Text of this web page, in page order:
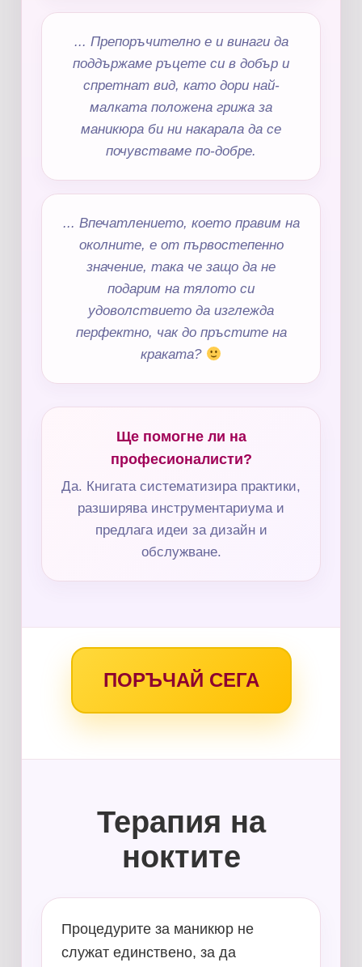
... Препоръчително е и винаги да
поддържаме ръцете си в добър и
спретнат вид, като дори най-
малката положена грижа за
маникюра би ни накарала да се
почувстваме по-добре.
... Впечатлението, което правим на
околните, е от първостепенно
значение, така че защо да не
подарим на тялото си
удоволствието да изглежда
перфектно, чак до пръстите на
краката?
Ще помогне ли на
професионалисти?
Да. Книгата систематизира практики,
разширява инструментариума и
предлага идеи за дизайн и
обслужване.
ПОРЪЧАЙ СЕГА
Терапия на
ноктите
Процедурите за маникюр не
служат единствено, за да